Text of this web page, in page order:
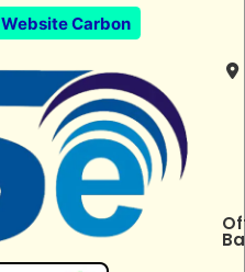
Website Carbon